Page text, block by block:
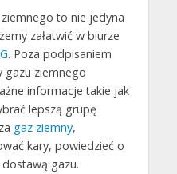
ziemnego to nie jedyna
załatwić w biurze
. Poza podpisaniem
gazu ziemnego
informacje takie jak
lepszą grupę
gaz ziemny,
kary, powiedzieć o
gazu.